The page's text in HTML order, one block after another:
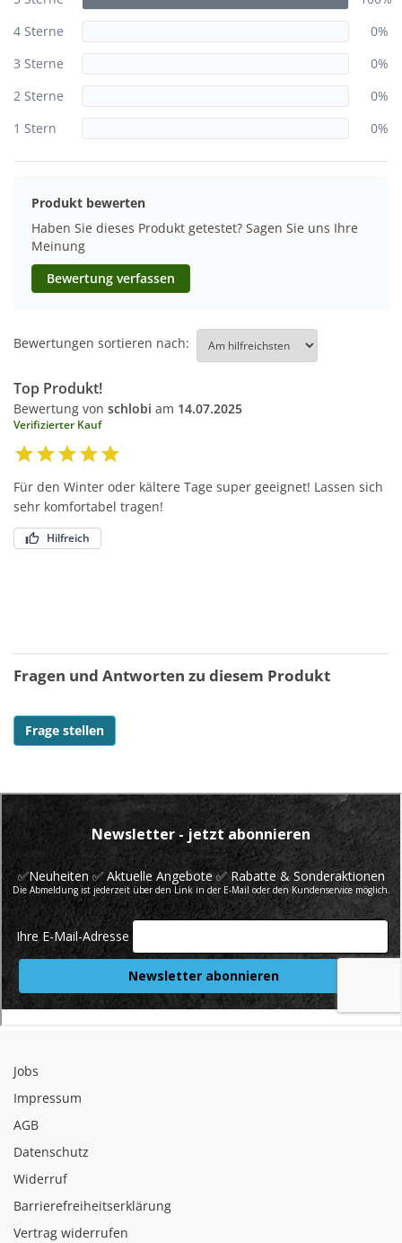
4 Sterne
0%
3 Sterne
0%
2 Sterne
0%
1 Stern
0%
Produkt bewerten
Haben Sie dieses Produkt getestet? Sagen Sie uns Ihre
Meinung
Bewertung verfassen
Bewertungen sortieren nach:
Top Produkt!
Bewertung von schlobi am 14.07.2025
Verifizierter Kauf
Für den Winter oder kältere Tage super geeignet! Lassen sich
sehr komfortabel tragen!
Hilfreich
Fragen und Antworten zu diesem Produkt
Frage stellen
Jobs
Impressum
AGB
Datenschutz
Widerruf
Barrierefreiheitserklärung
Vertrag widerrufen